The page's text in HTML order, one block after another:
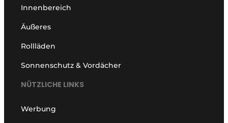
Innenbereich
Äußeres
Rollläden
Sonnenschutz & Vordächer
NÜTZLICHE LINKS
Werbung